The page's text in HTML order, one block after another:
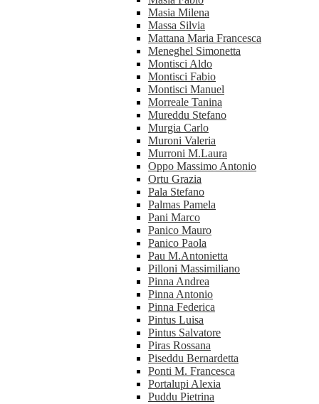
Masia Milena
Massa Silvia
Mattana Maria Francesca
Meneghel Simonetta
Montisci Aldo
Montisci Fabio
Montisci Manuel
Morreale Tanina
Mureddu Stefano
Murgia Carlo
Muroni Valeria
Murroni M.Laura
Oppo Massimo Antonio
Ortu Grazia
Pala Stefano
Palmas Pamela
Pani Marco
Panico Mauro
Panico Paola
Pau M.Antonietta
Pilloni Massimiliano
Pinna Andrea
Pinna Antonio
Pinna Federica
Pintus Luisa
Pintus Salvatore
Piras Rossana
Piseddu Bernardetta
Ponti M. Francesca
Portalupi Alexia
Puddu Pietrina